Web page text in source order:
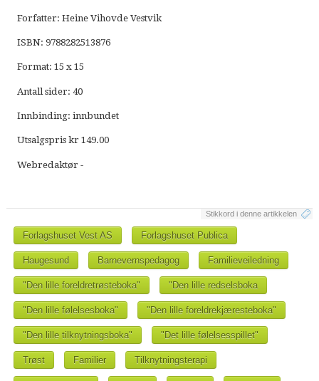
Forfatter: Heine Vihovde Vestvik
ISBN: 9788282513876
Format: 15 x 15
Antall sider: 40
Innbinding: innbundet
Utsalgspris kr 149.00
Webredaktør -
Stikkord i denne artikkelen
Forlagshuset Vest AS Forlagshuset Publica
Haugesund Barnevernspedagog Familieveiledning
"Den lille foreldretrøsteboka" "Den lille redselsboka
"Den lille følelsesboka" "Den lille foreldrekjæresteboka"
"Den lille tilknytningsboka" "Det lille følelsesspillet"
Trøst Familier Tilknytningsterapi